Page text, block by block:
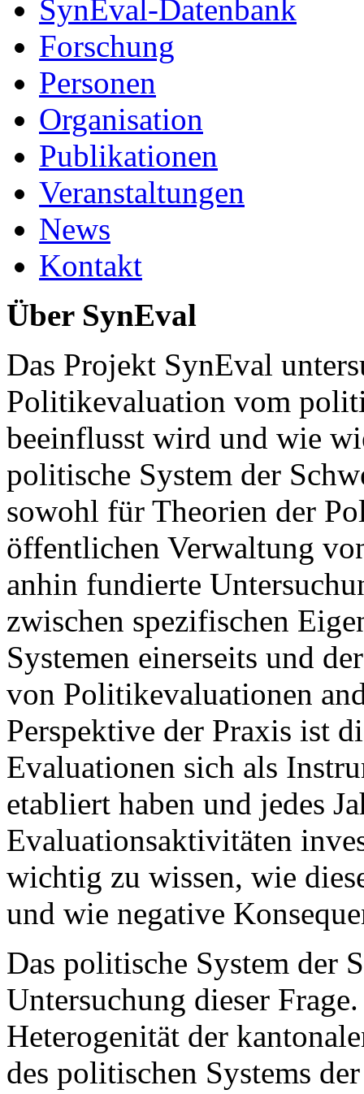
SynEval-Datenbank
Forschung
Personen
Organisation
Publikationen
Veranstaltungen
News
Kontakt
Über SynEval
Das Projekt SynEval
Politikevaluation vom
beeinflusst wird und wie
politische System der
sowohl für Theorien der
öffentlichen Verwaltung
anhin fundierte
zwischen spezifischen
Systemen einerseits und
von Politikevaluationen
Perspektive der Praxis ist
Evaluationen sich als
etabliert haben und jedes
Evaluationsaktivitäten
wichtig zu wissen, wie
und wie negative
Das politische System der
Untersuchung dieser
Heterogenität der
des politischen Systems